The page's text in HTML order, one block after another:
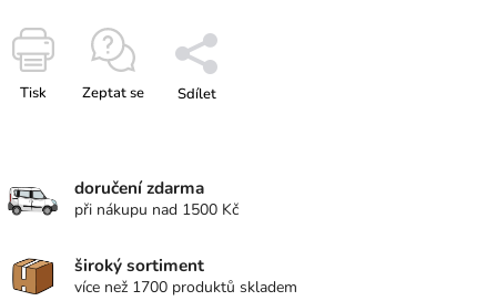
Tisk Zeptat se Sdílet
doručení zdarma
při nákupu nad 1500 Kč
široký sortiment
více než 1700 produktů skladem